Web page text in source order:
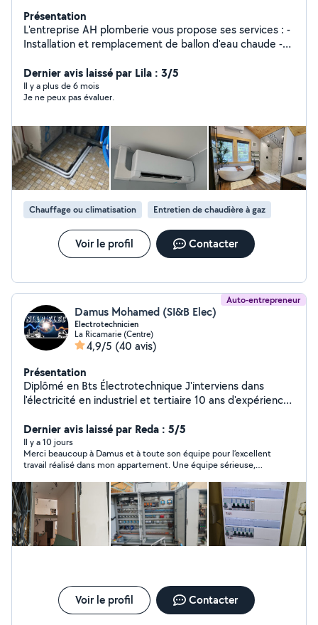
Présentation
L'entreprise AH plomberie vous propose ses services : -
Installation et remplacement de ballon d'eau chaude -
sol) -Dépannage express -Rupture ou réparation de
canalisation -Remplacement et installation de
robinetterie -Débouchage des canalisations : évier,
complète de salle de bain -Création ou rénovation
complète de cuisine -Pose et remplacement de
radiateurs -Pose et remplacement d'évier et de meuble
sous vasque -Pose de baignoire et de douche -Pose de
meuble de salle de bain -Remplacement de baignoire -
Installation de parois de douche -Installation de
climatiseurs (split, multi-split, gainable) -Réparation et
installation de tuyaux, éviers, robinets, Sanitaires.
Dernier avis laissé par Lila : 3/5
Il y a plus de 6 mois
Je ne peux pas évaluer.
Chauffage ou climatisation Entretien de chaudière à gaz
Voir le profil Contacter
Auto-entrepreneur
Damus Mohamed (SI&B Elec)
Electrotechnicien
La Ricamarie (Centre)
4,9/5 (40 avis)
Présentation
Diplômé en Bts Électrotechnique J'interviens dans
l'électricité en industriel et tertiaire 10 ans d'expérience
Dépannage installation électrique, circuit électrique
Réalisation installation électrique neuve , renovation
Dernier avis laissé par Reda : 5/5
Il y a 10 jours
Merci beaucoup à Damus et à toute son équipe pour l’excellent
travail réalisé dans mon appartement. Une équipe sérieuse,
recommande sans hésiter leurs services.
Voir le profil Contacter